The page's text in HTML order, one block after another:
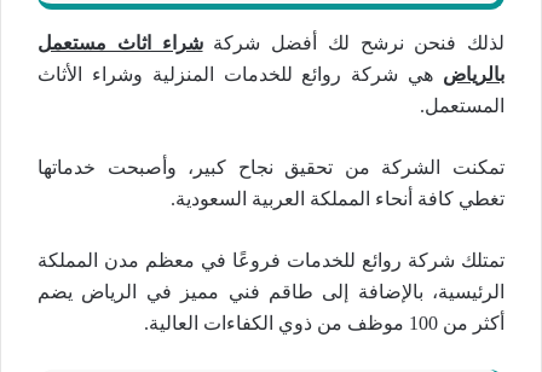
لذلك فنحن نرشح لك أفضل شركةشراء اثاث مستعمل
بالرياض هي شركة روائع للخدمات المنزلية وشراء الأثاث
المستعمل.
تمكنت الشركة من تحقيق نجاح كبير، وأصبحت خدماتها
تغطي كافة أنحاء المملكة العربية السعودية.
تمتلك شركة روائع للخدمات فروعًا في معظم مدن المملكة
الرئيسية، بالإضافة إلى طاقم فني مميز في الرياض يضم
أكثر من 100 موظف من ذوي الكفاءات العالية.